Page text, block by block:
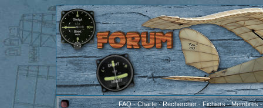
FAQ-Charte-Rechercher-Fichiers-Membres